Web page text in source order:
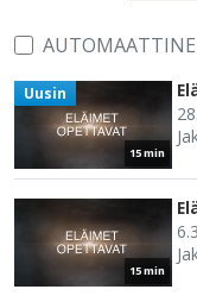
15 min
Uusin
15 min